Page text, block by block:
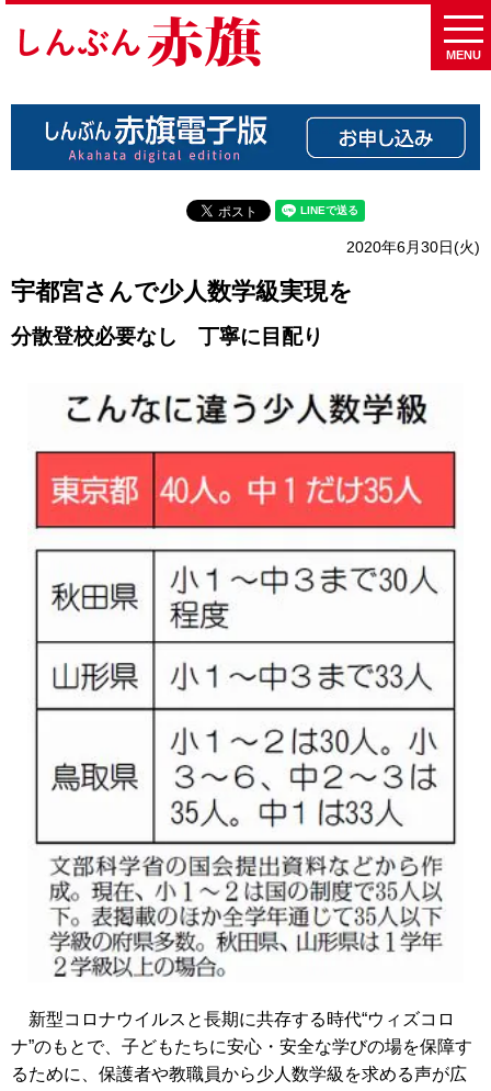
MENU
2020年6月30日(火)
宇都宮さんで少人数学級実現を
分散登校必要なし 丁寧に目配り
新型コロナウイルスと長期に共存する時代“ウィズコロ
ナ”のもとで、子どもたちに安心・安全な学びの場を保障す
るために、保護者や教職員から少人数学級を求める声が広